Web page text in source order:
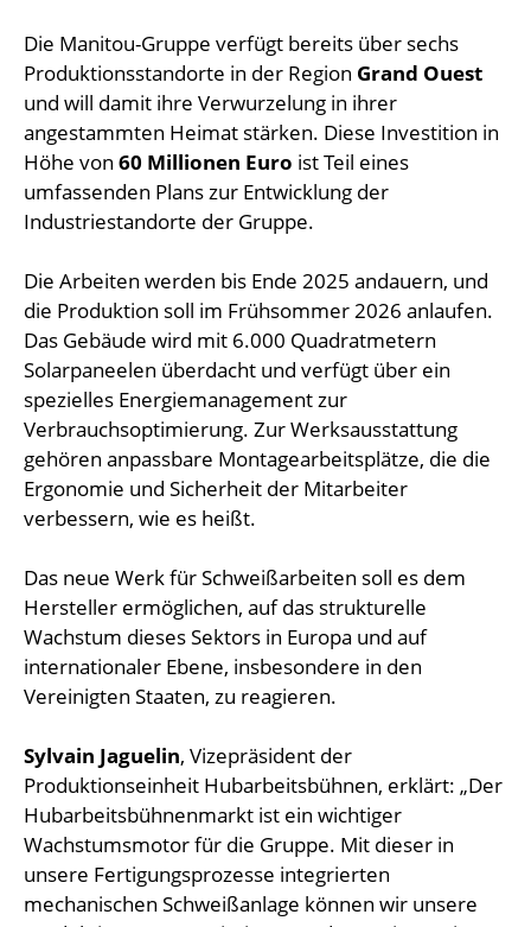
Die Manitou-Gruppe verfügt bereits über sechs
Produktionsstandorte in der Region Grand Ouest
und will damit ihre Verwurzelung in ihrer
angestammten Heimat stärken. Diese Investition in
Höhe von 60 Millionen Euro ist Teil eines
umfassenden Plans zur Entwicklung der
Industriestandorte der Gruppe.
Die Arbeiten werden bis Ende 2025 andauern, und
die Produktion soll im Frühsommer 2026 anlaufen.
Das Gebäude wird mit 6.000 Quadratmetern
Solarpaneelen überdacht und verfügt über ein
spezielles Energiemanagement zur
Verbrauchsoptimierung. Zur Werksausstattung
gehören anpassbare Montagearbeitsplätze, die die
Ergonomie und Sicherheit der Mitarbeiter
verbessern, wie es heißt.
Das neue Werk für Schweißarbeiten soll es dem
Hersteller ermöglichen, auf das strukturelle
Wachstum dieses Sektors in Europa und auf
internationaler Ebene, insbesondere in den
Vereinigten Staaten, zu reagieren.
Sylvain Jaguelin, Vizepräsident der
Produktionseinheit Hubarbeitsbühnen, erklärt: „Der
Hubarbeitsbühnenmarkt ist ein wichtiger
Wachstumsmotor für die Gruppe. Mit dieser in
unsere Fertigungsprozesse integrierten
mechanischen Schweißanlage können wir unsere